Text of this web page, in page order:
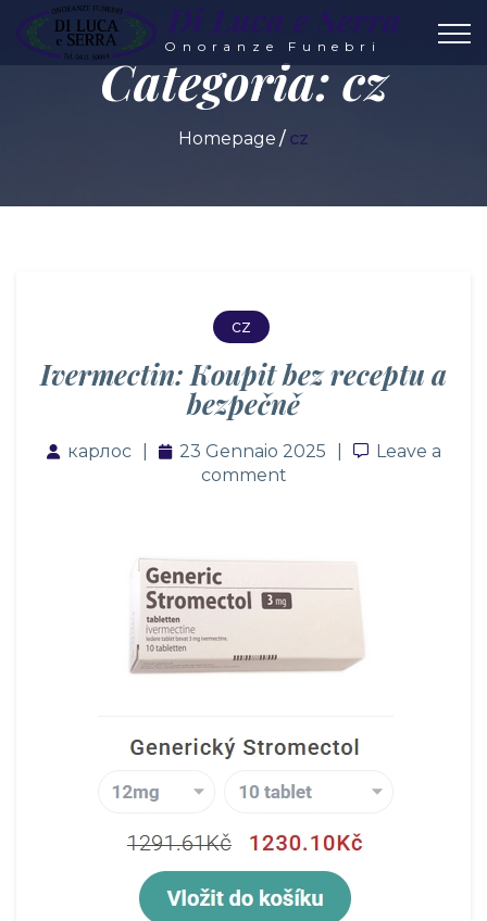
Di Luca e Serra
Onoranze Funebri
Categoria: cz
Homepage cz
cz
Ivermectin: Koupit bez receptu a
bezpečně
карлос 23 Gennaio 2025 Leave a
Leave a
comment